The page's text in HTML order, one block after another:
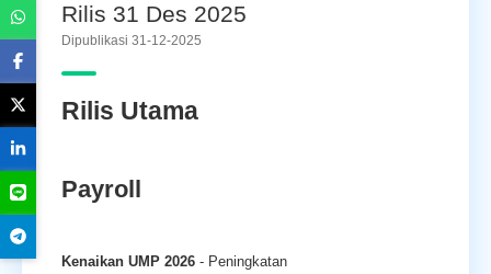
Rilis 31 Des 2025
Dipublikasi 31-12-2025
Rilis Utama
Payroll
Kenaikan UMP 2026 - Peningkatan